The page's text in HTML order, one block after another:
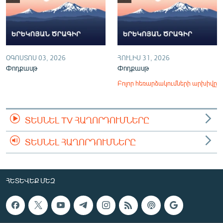
ՕԳՈՍՏՈՍ 03, 2026
Փոդքասթ
ՀՈՒԼԻՍ 31, 2026
Փոդքասթ
Բոլոր հեռարձակումների արխիվը
ՏԵՍՆԵԼ TV ՀԱՂՈՐԴՈՒՄՆԵՐԸ
ՏԵՍՆԵԼ ՀԱՂՈՐԴՈՒՄՆԵՐԸ
ՀԵՏԵՎԵՔ ՄԵԶ